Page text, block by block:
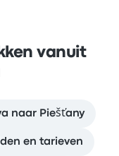
vanuit
naar Piešťany
en tarieven